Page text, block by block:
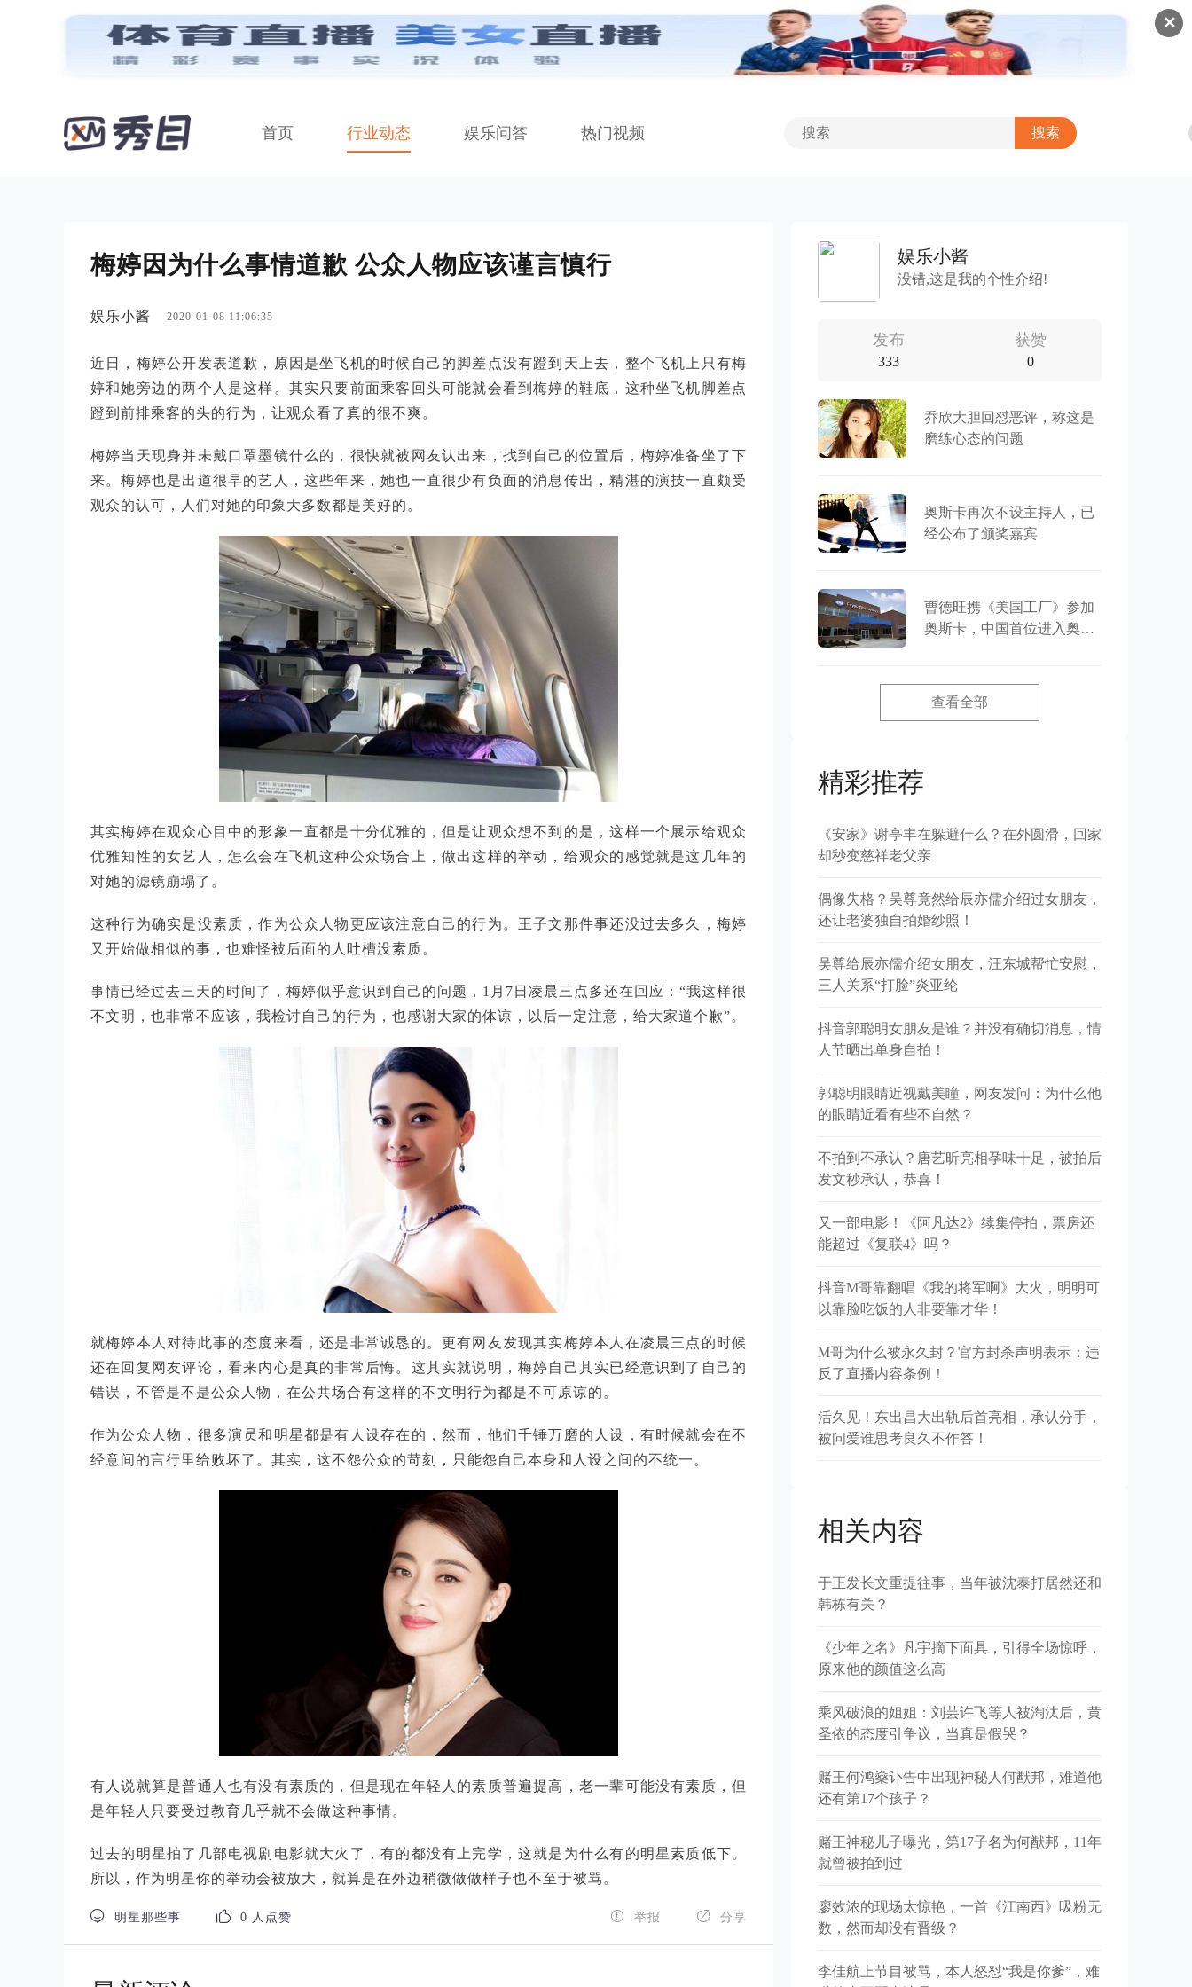
✕
首页 行业动态 娱乐问答 热门视频
梅婷因为什么事情道歉 公众人物应该谨言慎行
娱乐小酱 2020-01-08 11:06:35
近日，梅婷公开发表道歉，原因是坐飞机的时候自己的脚差点没有蹬到天上去，整个飞机上只有梅
婷和她旁边的两个人是这样。其实只要前面乘客回头可能就会看到梅婷的鞋底，这种坐飞机脚差点
蹬到前排乘客的头的行为，让观众看了真的很不爽。
梅婷当天现身并未戴口罩墨镜什么的，很快就被网友认出来，找到自己的位置后，梅婷准备坐了下
来。梅婷也是出道很早的艺人，这些年来，她也一直很少有负面的消息传出，精湛的演技一直颇受
观众的认可，人们对她的印象大多数都是美好的。
其实梅婷在观众心目中的形象一直都是十分优雅的，但是让观众想不到的是，这样一个展示给观众
优雅知性的女艺人，怎么会在飞机这种公众场合上，做出这样的举动，给观众的感觉就是这几年的
对她的滤镜崩塌了。
这种行为确实是没素质，作为公众人物更应该注意自己的行为。王子文那件事还没过去多久，梅婷
又开始做相似的事，也难怪被后面的人吐槽没素质。
事情已经过去三天的时间了，梅婷似乎意识到自己的问题，1月7日凌晨三点多还在回应：“我这样很
不文明，也非常不应该，我检讨自己的行为，也感谢大家的体谅，以后一定注意，给大家道个歉”。
就梅婷本人对待此事的态度来看，还是非常诚恳的。更有网友发现其实梅婷本人在凌晨三点的时候
还在回复网友评论，看来内心是真的非常后悔。这其实就说明，梅婷自己其实已经意识到了自己的
错误，不管是不是公众人物，在公共场合有这样的不文明行为都是不可原谅的。
作为公众人物，很多演员和明星都是有人设存在的，然而，他们千锤万磨的人设，有时候就会在不
经意间的言行里给败坏了。其实，这不怨公众的苛刻，只能怨自己本身和人设之间的不统一。
有人说就算是普通人也有没有素质的，但是现在年轻人的素质普遍提高，老一辈可能没有素质，但
是年轻人只要受过教育几乎就不会做这种事情。
过去的明星拍了几部电视剧电影就大火了，有的都没有上完学，这就是为什么有的明星素质低下。
所以，作为明星你的举动会被放大，就算是在外边稍微做做样子也不至于被骂。
 明星那些事  0 人点赞  分享
 举报
娱乐小酱
没错,这是我的个性介绍!
发布
333
获赞
0
乔欣大胆回怼恶评，称这是
磨练心态的问题
奥斯卡再次不设主持人，已
经公布了颁奖嘉宾
曹德旺携《美国工厂》参加
奥斯卡，中国首位进入奥斯
查看全部
精彩推荐
《安家》谢亭丰在躲避什么？在外圆滑，回家
却秒变慈祥老父亲
偶像失格？吴尊竟然给辰亦儒介绍过女朋友，
还让老婆独自拍婚纱照！
吴尊给辰亦儒介绍女朋友，汪东城帮忙安慰，
三人关系“打脸”炎亚纶
抖音郭聪明女朋友是谁？并没有确切消息，情
人节晒出单身自拍！
郭聪明眼睛近视戴美瞳，网友发问：为什么他
的眼睛近看有些不自然？
不拍到不承认？唐艺昕亮相孕味十足，被拍后
发文秒承认，恭喜！
又一部电影！《阿凡达2》续集停拍，票房还
能超过《复联4》吗？
抖音M哥靠翻唱《我的将军啊》大火，明明可
以靠脸吃饭的人非要靠才华！
M哥为什么被永久封？官方封杀声明表示：违
反了直播内容条例！
活久见！东出昌大出轨后首亮相，承认分手，
被问爱谁思考良久不作答！
相关内容
于正发长文重提往事，当年被沈泰打居然还和
韩栋有关？
《少年之名》凡宇摘下面具，引得全场惊呼，
原来他的颜值这么高
乘风破浪的姐姐：刘芸许飞等人被淘汰后，黄
圣依的态度引争议，当真是假哭？
赌王何鸿燊讣告中出现神秘人何猷邦，难道他
还有第17个孩子？
赌王神秘儿子曝光，第17子名为何猷邦，11年
就曾被拍到过
廖效浓的现场太惊艳，一首《江南西》吸粉无
数，然而却没有晋级？
李佳航上节目被骂，本人怒怼“我是你爹”，难